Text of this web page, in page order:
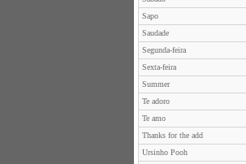
Sapo
Saudade
Segunda-feira
Sexta-feira
Summer
Te adoro
Te amo
Thanks for the add
Ursinho Pooh